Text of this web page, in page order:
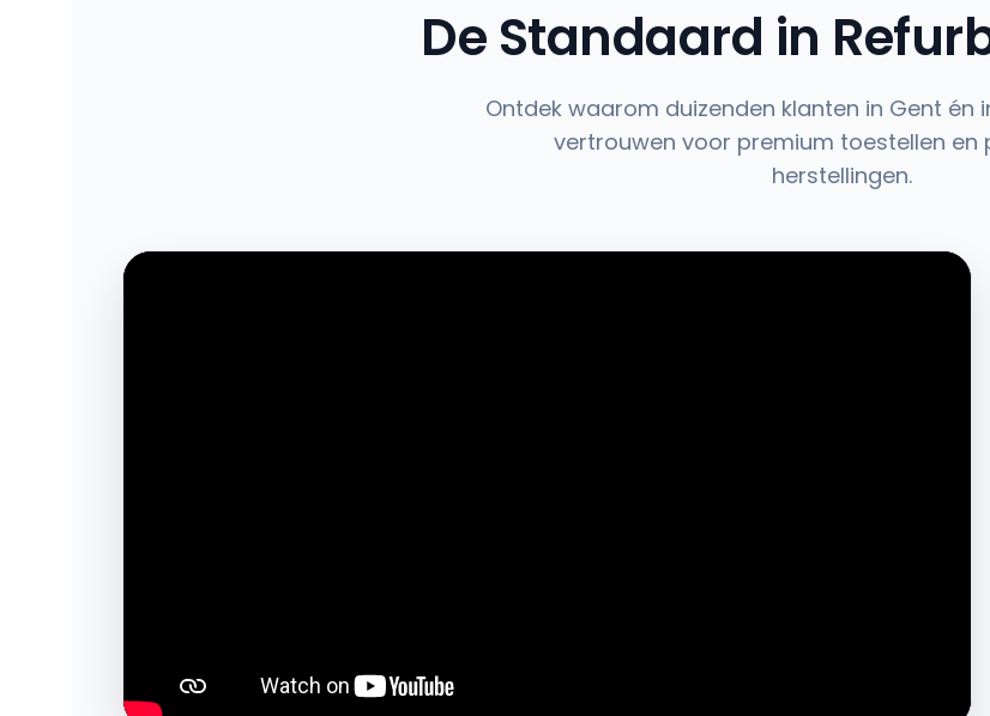
De Standaard in
Ontdek waarom duizenden klanten in Gent én
vertrouwen voor premium toestellen en
herstellingen.